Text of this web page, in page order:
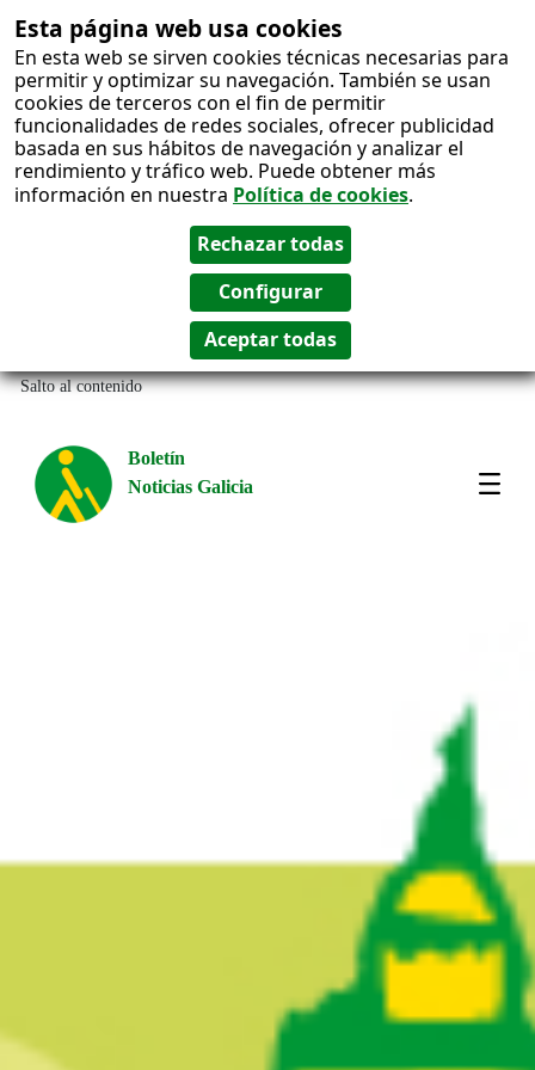
Esta página web usa cookies
En esta web se sirven cookies técnicas necesarias para
permitir y optimizar su navegación. También se usan
cookies de terceros con el fin de permitir
funcionalidades de redes sociales, ofrecer publicidad
basada en sus hábitos de navegación y analizar el
rendimiento y tráfico web. Puede obtener más
información en nuestra Política de cookies.
Salto al contenido
Boletín
Noticias Galicia